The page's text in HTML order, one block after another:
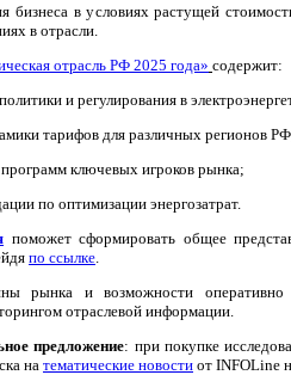
бизнеса в условиях растущей
в отрасли.
отрасль РФ 2025 года» содержит:
и регулирования в
тарифов для различных регионов
ключевых игроков рынка;
по оптимизации энергозатрат.
поможет сформировать общее
по ссылке.
рынка и возможности оперативно
отраслевой информации.
предложение: при покупке
на тематические новости от INFOLine